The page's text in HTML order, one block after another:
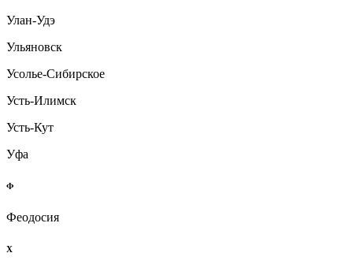
Улан-Удэ
Ульяновск
Усолье-Сибирское
Усть-Илимск
Усть-Кут
Уфа
Ф
Феодосия
Х